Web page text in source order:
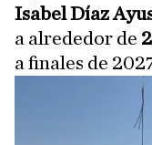
Isabel Díaz
a alrededor de
a finales de